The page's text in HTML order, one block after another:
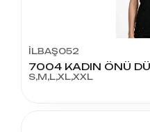
İLBAŞ052
7004 KADIN ÖNÜ
S,M,L,XL,XXL